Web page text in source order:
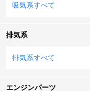
吸気系すべて
排気系
排気系すべて
エンジンパーツ